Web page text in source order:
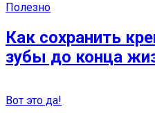
Полезно
Как сохранить
зубы до конца
Вот это да!